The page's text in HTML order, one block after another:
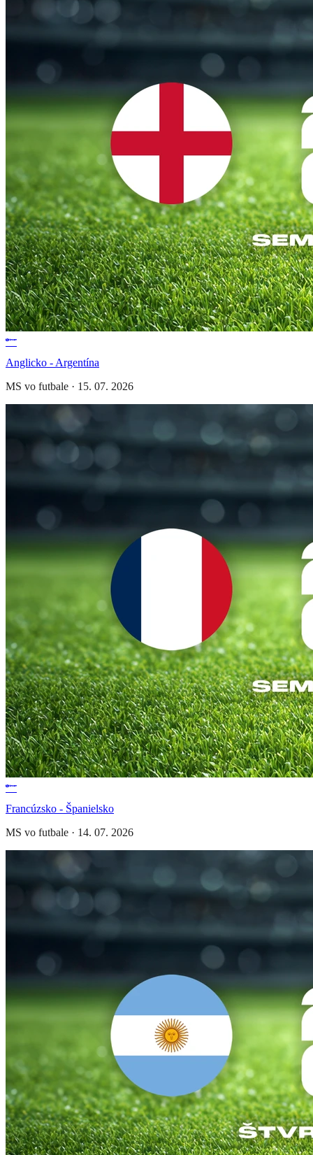
Anglicko - Argentína
MS vo futbale · 15. 07. 2026
Francúzsko - Španielsko
MS vo futbale · 14. 07. 2026